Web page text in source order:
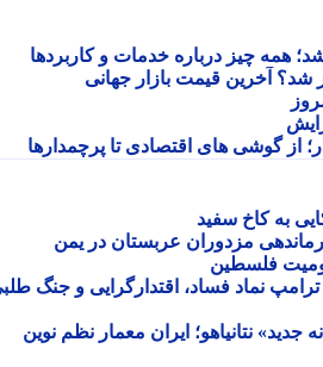
چیز درباره خدمات و کاربردها
آخرین قیمت بازار جهانی
گوشی های اقتصادی تا پرچمدارها
کاخ سفید
مزدوران عربستان در یمن
فلسطین
نماد فساد، اقتدارگرایی و جنگ طلبی
نتانیاهو؛ ایران معمار نظم نوین